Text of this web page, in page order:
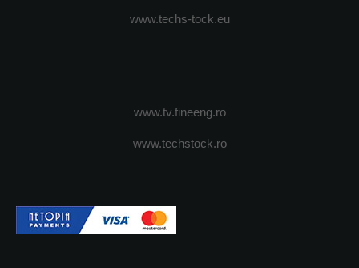
www.techs-tock.eu
www.tv.fineeng.ro
www.techstock.ro